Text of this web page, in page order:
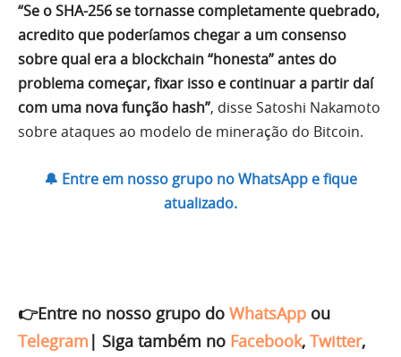
“Se o SHA-256 se tornasse completamente quebrado,
acredito que poderíamos chegar a um consenso
sobre qual era a blockchain “honesta” antes do
problema começar, fixar isso e continuar a partir daí
com uma nova função hash”, disse Satoshi Nakamoto
sobre ataques ao modelo de mineração do Bitcoin.
🔔 Entre em nosso grupo no WhatsApp e fique
atualizado.
👉Entre no nosso grupo do WhatsApp ou
Telegram | Siga também no Facebook, Twitter,